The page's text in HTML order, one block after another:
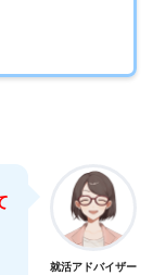
就活アドバイザー